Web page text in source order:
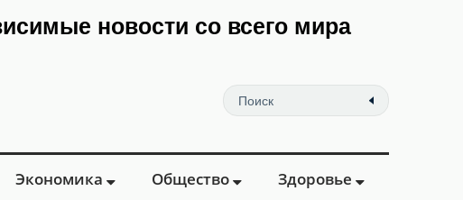
новости со всего мира
Экономика Общество Здоровье